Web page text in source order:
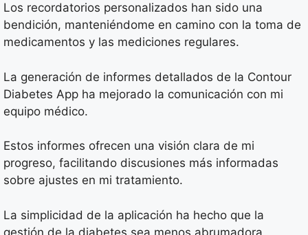
Los recordatorios personalizados han sido una
bendición, manteniéndome en camino con la toma de
medicamentos y las mediciones regulares.
La generación de informes detallados de la Contour
Diabetes App ha mejorado la comunicación con mi
equipo médico.
Estos informes ofrecen una visión clara de mi
progreso, facilitando discusiones más informadas
sobre ajustes en mi tratamiento.
La simplicidad de la aplicación ha hecho que la
gestión de la diabetes sea menos abrumadora,